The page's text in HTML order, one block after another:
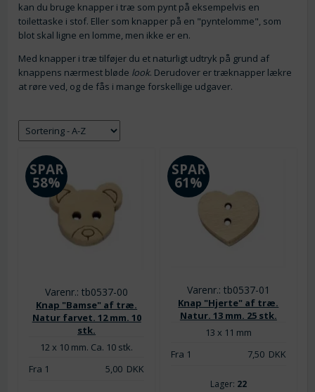
kan du bruge knapper i træ som pynt på eksempelvis en
toilettaske i stof. Eller som knapper på en "pyntelomme", som
blot skal ligne en lomme, men ikke er en.
Med knapper i træ tilføjer du et naturligt udtryk på grund af
knappens nærmest bløde look. Derudover er træknapper lækre
at røre ved, og de fås i mange forskellige udgaver.
SPAR
58%
Varenr.: tb0537-00
Knap "Bamse" af træ.
Natur farvet. 12 mm. 10
stk.
12 x 10 mm. Ca. 10 stk.
Fra 1
5,00DKK
SPAR
61%
Varenr.: tb0537-01
Knap "Hjerte" af træ.
Natur. 13 mm. 25 stk.
13 x 11 mm
Fra 1
7,50DKK
Lager: 22